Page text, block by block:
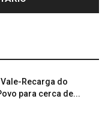
Recarga do
para cerca de...